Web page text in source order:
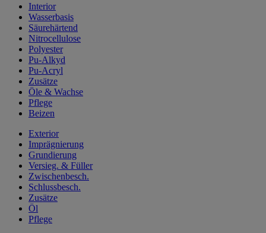
Interior
Wasserbasis
Säurehärtend
Nitrocellulose
Polyester
Pu-Alkyd
Pu-Acryl
Zusätze
Öle & Wachse
Pflege
Beizen
Exterior
Imprägnierung
Grundierung
Versieg. & Füller
Zwischenbesch.
Schlussbesch.
Zusätze
Öl
Pflege